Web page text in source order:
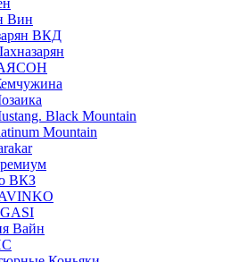
Вин
ВКД
Black Mountain
Mountain
ВКЗ
Вайн